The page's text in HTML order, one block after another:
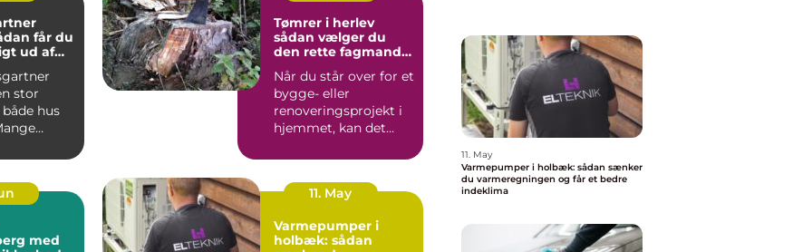
ud af
stor
hus
Tømrer i herlev
sådan vælger du
den rette fagmand
Når du står over for et
bygge- eller
renoveringsprojekt i
hjemmet, kan det
hvor ...
med
11. May
Varmepumper i
holbæk: sådan
11. May
Varmepumper i holbæk: sådan sænker
du varmeregningen og får et bedre
indeklima